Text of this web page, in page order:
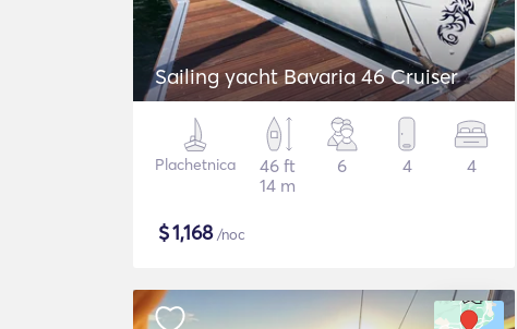
Sailing yacht Bavaria 46 Cruiser
Plachetnica
46 ft
14 m
6 4 4
$1,168/noc